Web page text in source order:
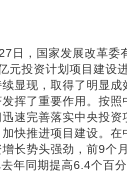
日，国家发展改革委
元投资计划项目建设
显现，取得了明显
挥了重要作用。按照
速完善落实中央投
快推进项目建设。
长势头强劲，前9个
年同期提高6.4个百